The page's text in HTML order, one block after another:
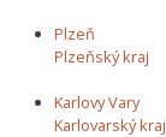
Plzeň
Plzeňský kraj
Karlovy Vary
Karlovarský kraj